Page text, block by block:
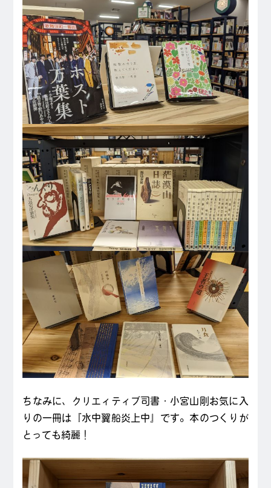
ちなみに、クリエィティブ司書・小宮山剛お気に入
りの一冊は『水中翼船炎上中』です。本のつくりが
とっても綺麗！